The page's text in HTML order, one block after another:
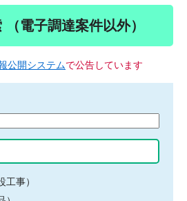
電子調達案件以外）
公開システムで公告しています
事）